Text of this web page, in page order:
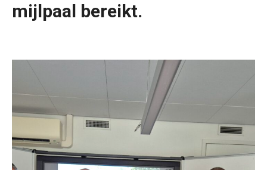
mijlpaal bereikt.